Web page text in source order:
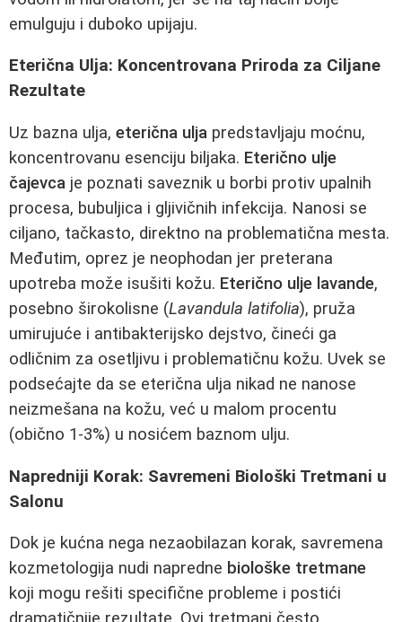
emulguju i duboko upijaju.
Eterična Ulja: Koncentrovana Priroda za Ciljane
Rezultate
Uz bazna ulja, eterična ulja predstavljaju moćnu,
koncentrovanu esenciju biljaka. Eterično ulje
čajevca je poznati saveznik u borbi protiv upalnih
procesa, bubuljica i gljivičnih infekcija. Nanosi se
ciljano, tačkasto, direktno na problematična mesta.
Međutim, oprez je neophodan jer preterana
upotreba može isušiti kožu. Eterično ulje lavande,
posebno širokolisne (Lavandula latifolia), pruža
umirujuće i antibakterijsko dejstvo, čineći ga
odličnim za osetljivu i problematičnu kožu. Uvek se
podsećajte da se eterična ulja nikad ne nanose
neizmešana na kožu, već u malom procentu
(obično 1-3%) u nosićem baznom ulju.
Napredniji Korak: Savremeni Biološki Tretmani u
Salonu
Dok je kućna nega nezaobilazan korak, savremena
kozmetologija nudi napredne biološke tretmane
koji mogu rešiti specifične probleme i postići